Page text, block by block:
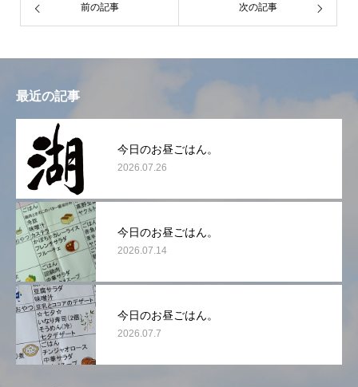
前の記事 次の記事
最近の記事
今日のお昼ごはん。
2026.07.26
今日のお昼ごはん。
2026.07.14
今日のお昼ごはん。
2026.07.7